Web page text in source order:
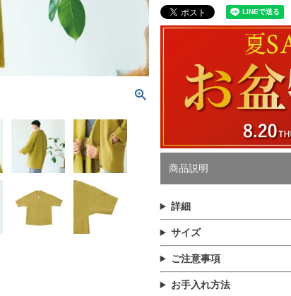
商品説明
詳細
サイズ
ご注意事項
お手入れ方法